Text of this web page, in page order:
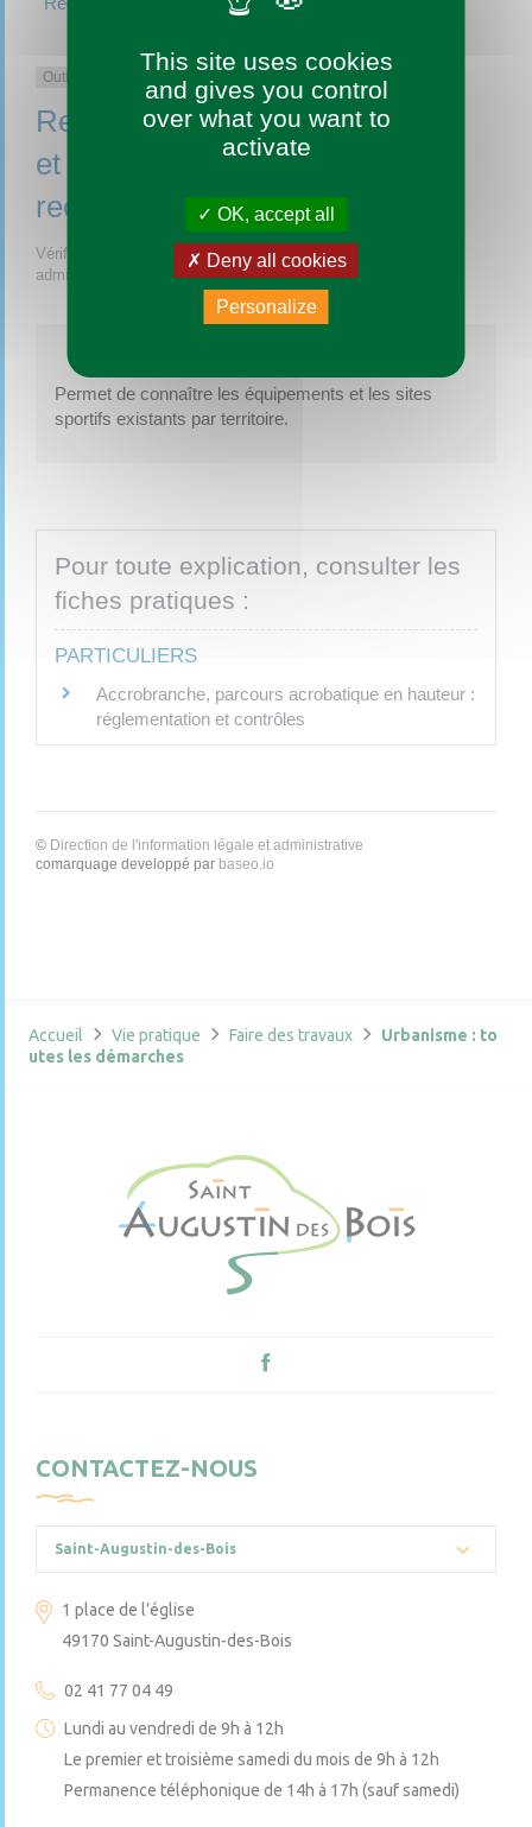
Outil de recherche
Recensement des équipements
et sites sportifs (Outil de
recherche)
Vérifié le 04/05/2020 - Direction de l'information légale et
administrative (Premier ministre)
Permet de connaître les équipements et les sites
sportifs existants par territoire.
Pour toute explication, consulter les
fiches pratiques :
PARTICULIERS
Accrobranche, parcours acrobatique en hauteur :
réglementation et contrôles
© Direction de l'information légale et administrative
comarquage developpé par baseo.io
Accueil Vie pratique Faire des travaux
Urbanisme : to
utes les démarches
CONTACTEZ-NOUS
Saint-Augustin-des-Bois
1 place de l’église
49170 Saint-Augustin-des-Bois
02 41 77 04 49
Lundi au vendredi de 9h à 12h
Le premier et troisième samedi du mois de 9h à 12h
Permanence téléphonique de 14h à 17h (sauf samedi)
This site uses cookies
and gives you control
over what you want to
activate
OK, accept all
Deny all cookies
Personalize